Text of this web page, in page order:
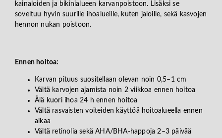
kainaloiden ja bikinialueen karvanpoistoon. Lisäksi se
soveltuu hyvin suurille ihoalueille, kuten jaloille, sekä kasvojen
hennon nukan poistoon.
Ennen hoitoa:
Karvan pituus suositellaan olevan noin 0,5–1 cm
Vältä karvojen ajamista noin 2 viikkoa ennen hoitoa
Älä kuori ihoa 24 h ennen hoitoa
Vältä rasvaisten voiteiden käyttöä hoitoalueella ennen
aikaa
Vältä retinolia sekä AHA/BHA-happoja 2–3 päivää